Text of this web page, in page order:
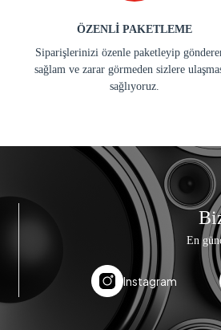
ÖZENLİ PAKETLEME
Siparişlerinizi özenle paketleyip
sağlam ve zarar görmeden sizlere
sağlıyoruz.
En
Instagram